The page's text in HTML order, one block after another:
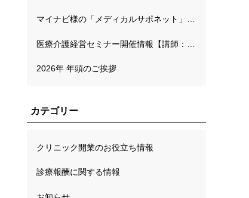
2026年 年頭のご挨拶
カテゴリー
クリニック開業のお役立ち情報
診療報酬に関する情報